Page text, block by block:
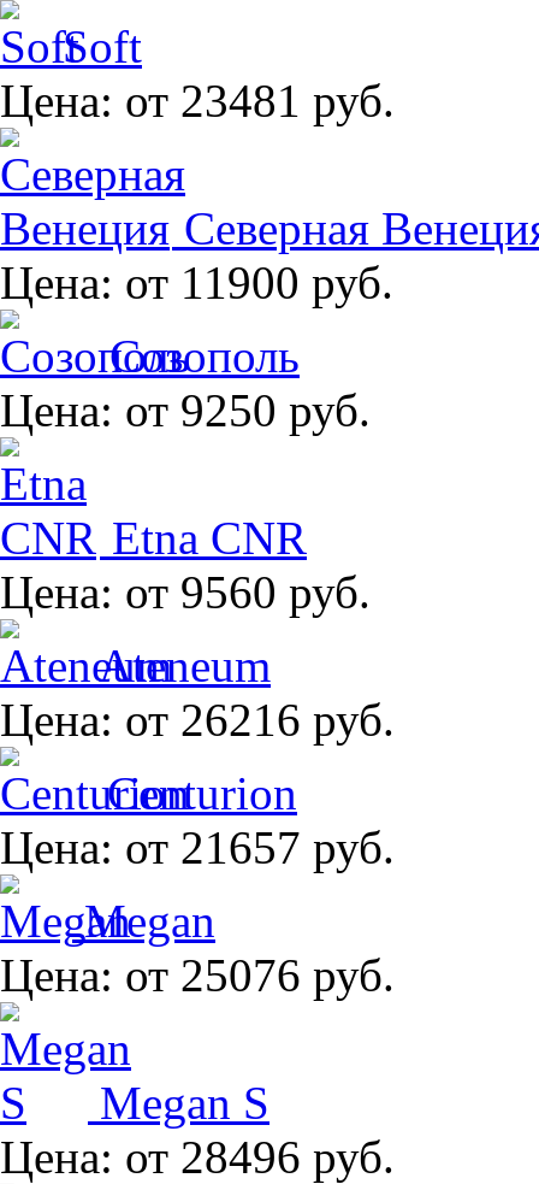
Soft
Цена: от 23481 руб.
Северная
Цена: от 11900 руб.
Созополь
Цена: от 9250 руб.
Etna CNR
Цена: от 9560 руб.
Ateneum
Цена: от 26216 руб.
Centurion
Цена: от 21657 руб.
Megan
Цена: от 25076 руб.
Megan S
Цена: от 28496 руб.